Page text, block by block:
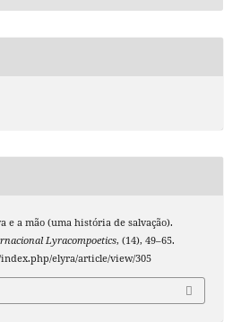
e a mão (uma história de salvação).
Lyracompoetics, (14), 49–65.
elyra/article/view/305